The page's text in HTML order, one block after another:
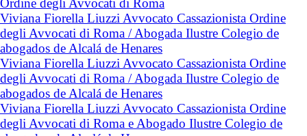
Ordine degli Avvocati di Roma
Viviana Fiorella Liuzzi Avvocato Cassazionista Ordine
degli Avvocati di Roma / Abogada Ilustre Colegio de
abogados de Alcalá de Henares
Viviana Fiorella Liuzzi Avvocato Cassazionista Ordine
degli Avvocati di Roma / Abogada Ilustre Colegio de
abogados de Alcalá de Henares
Viviana Fiorella Liuzzi Avvocato Cassazionista Ordine
degli Avvocati di Roma e Abogado Ilustre Colegio de